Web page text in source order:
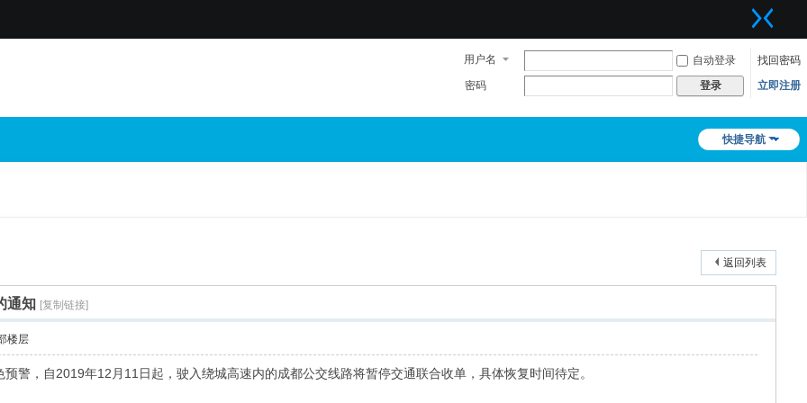
用户名 自动登录
找回密码
密码
登录 立即注册
快捷导航
返回列表
通知 [复制链接]
楼层
警，自2019年12月11日起，驶入绕城高速内的成都公交线路将暂停交通联合收单，具体恢复时间待定。